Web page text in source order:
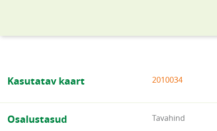
Kasutatav kaart 2010034
Osalustasud
Tavahind